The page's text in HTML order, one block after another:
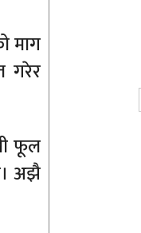
माग
गरेर
फूल
अझै